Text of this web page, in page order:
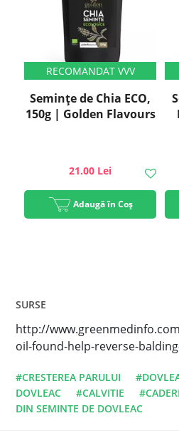
Semințe de Chia ECO,
150g | Golden Flavours
21.00 Lei
Adaugă în Coș
SURSE
http://
oil-found-help-reverse-
#CRESTEREA PARULUI
DOVLEAC
#CALVITIE
DIN SEMINTE DE DOVLEAC